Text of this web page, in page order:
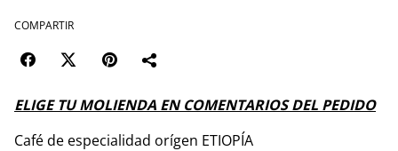
COMPARTIR
ELIGE TU MOLIENDA EN COMENTARIOS DEL PEDIDO
Café de especialidad orígen ETIOPÍA